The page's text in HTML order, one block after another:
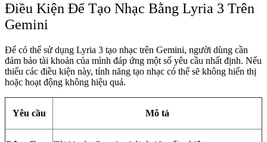
Điều Kiện Để Tạo Nhạc Bằng Lyria 3 Trên
Gemini
Để có thể sử dụng Lyria 3 tạo nhạc trên Gemini, người dùng cần
đảm bảo tài khoản của mình đáp ứng một số yêu cầu nhất định. Nếu
thiếu các điều kiện này, tính năng tạo nhạc có thể sẽ không hiển thị
hoặc hoạt động không hiệu quả.
Yêu cầu Mô tả